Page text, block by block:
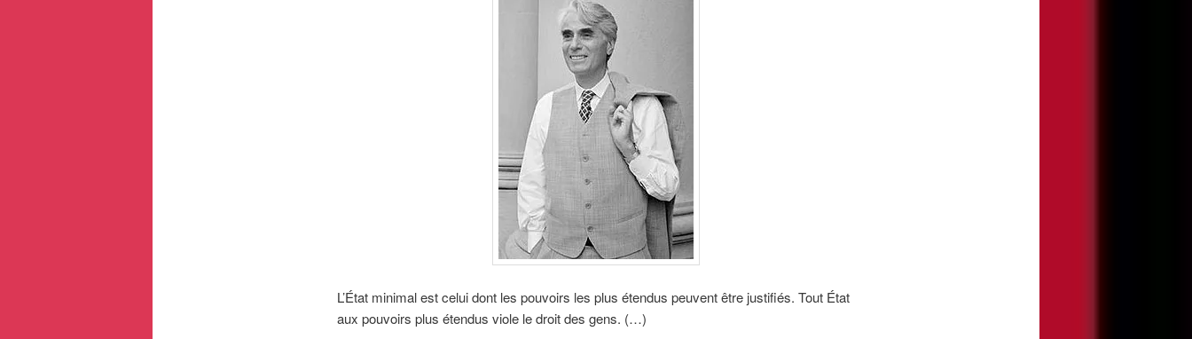
L’État minimal est celui dont les pouvoirs les plus étendus peuvent être justifiés. Tout État
aux pouvoirs plus étendus viole le droit des gens. (…)